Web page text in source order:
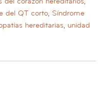
del QT corto, Síndrome
hereditarias, unidad